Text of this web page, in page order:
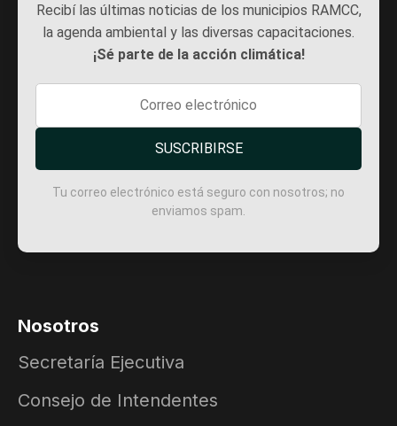
Recibí las últimas noticias de los municipios RAMCC,
la agenda ambiental y las diversas capacitaciones.
¡Sé parte de la acción climática!
SUSCRIBIRSE
Tu correo electrónico está seguro con nosotros; no
enviamos spam.
Nosotros
Secretaría Ejecutiva
Consejo de Intendentes